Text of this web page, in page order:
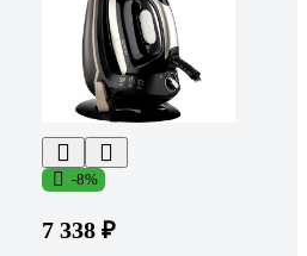
-8%
7 338 ₽